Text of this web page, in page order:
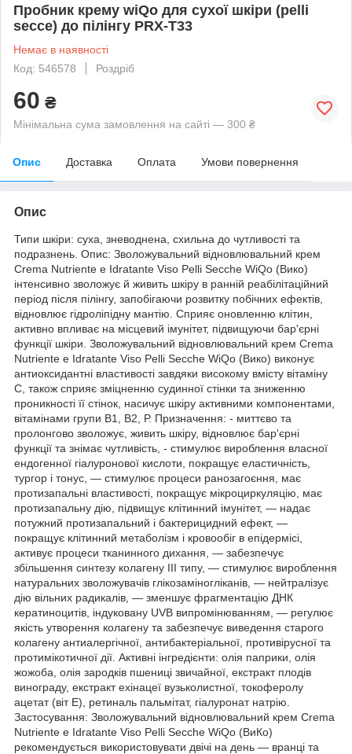
Пробник крему wiQo для сухої шкіри (pelli
secce) до пілінгу PRX-T33
Немає в наявності
Код: 546578
Роздріб
60 ₴
Мінімальна сума замовлення на сайті — 300 ₴
Опис Доставка Оплата Умови повернення
Опис
Типи шкіри: суха, зневоднена, схильна до чутливості та
подразнень. Опис: Зволожувальний відновлювальний крем
Crema Nutriente e Idratante Viso Pelli Secche WiQo (Вико)
інтенсивно зволожує й живить шкіру в ранній реабілітаційний
період після пілінгу, запобігаючи розвитку побічних ефектів,
відновлює гідроліпідну мантію. Сприяє оновленню клітин,
активно впливає на місцевий імунітет, підвищуючи бар'єрні
функції шкіри. Зволожувальний відновлювальний крем Crema
Nutriente e Idratante Viso Pelli Secche WiQo (Вико) виконує
антиоксидантні властивості завдяки високому вмісту вітаміну
С, також сприяє зміцненню судинної стінки та зниженню
проникності її стінок, насичує шкіру активними компонентами,
вітамінами групи В1, В2, Р. Призначення: - миттєво та
пролонгово зволожує, живить шкіру, відновлює бар'єрні
функції та знімає чутливість, - стимулює вироблення власної
ендогенної гіалуронової кислоти, покращує еластичність,
тургор і тонус, — стимулює процеси ранозагоєння, має
протизапальні властивості, покращує мікроциркуляцію, має
протизапальну дію, підвищує клітинний імунітет, — надає
потужний протизапальний і бактерицидний ефект, —
покращує клітинний метаболізм і кровообіг в епідермісі,
активує процеси тканинного дихання, — забезпечує
збільшення синтезу колагену III типу, — стимулює вироблення
натуральних зволожувачів глікозаміногліканів, — нейтралізує
дію вільних радикалів, — зменшує фрагментацію ДНК
кератиноцитів, індуковану UVB випромінюванням, — регулює
якість утворення колагену та забезпечує виведення старого
колагену антиалергічної, антибактеріальної, противірусної та
протимікотичної дії. Активні інгредієнти: олія паприки, олія
жожоба, олія зародків пшениці звичайної, екстракт плодів
винограду, екстракт ехінацеї вузьколистної, токоферолу
ацетат (віт Е), ретиналь пальмітат, гіалуронат натрію.
Застосування: Зволожувальний відновлювальний крем Crema
Nutriente e Idratante Viso Pelli Secche WiQo (ВиКо)
рекомендується використовувати двічі на день — вранці та